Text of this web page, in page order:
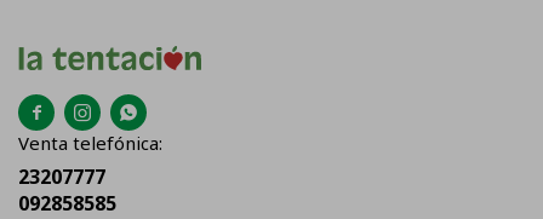
  
Venta telefónica:
23207777
092858585